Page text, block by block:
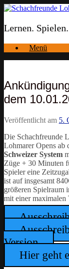
Zum
springen
Lernen.
Menü
dem
Veröffentlicht am 5.
Die Schachfreunde
Lohmarer Opens ab
Schweizer System
Züge + 30 Minuten
Spieler eine
ist auf insgesamt
größeren Spielraum
mit einer maximalen
Version
Hier geht